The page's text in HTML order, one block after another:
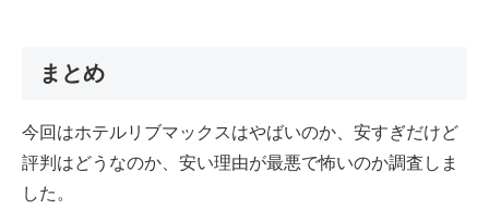
まとめ
今回はホテルリブマックスはやばいのか、安すぎだけど
評判はどうなのか、安い理由が最悪で怖いのか調査しま
した。